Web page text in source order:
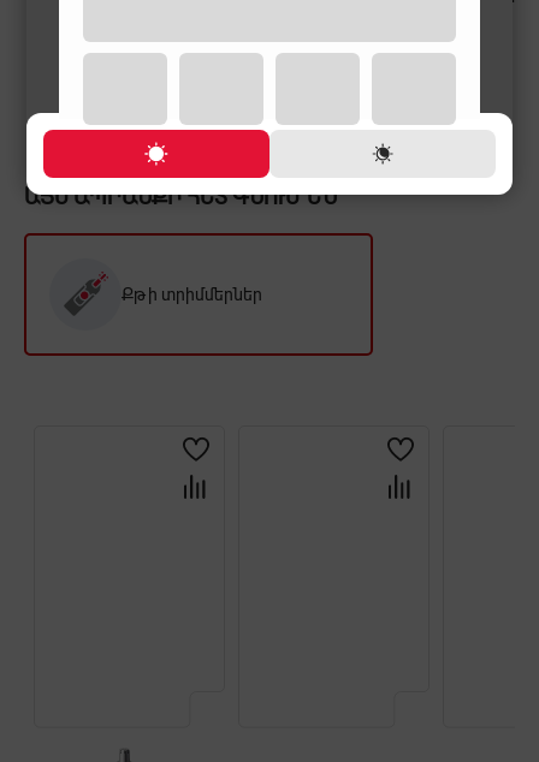
17,900 ֏ 19,900 ֏
ԱՅՍ ԱՊՐԱՆՔԻ ՀԵՏ ԳՆՈՒՄ ԵՆ
Քթի տրիմմերներ